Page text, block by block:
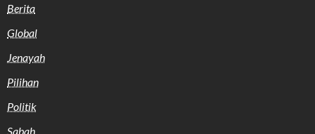
Berita
Global
Jenayah
Pilihan
Politik
Sabah